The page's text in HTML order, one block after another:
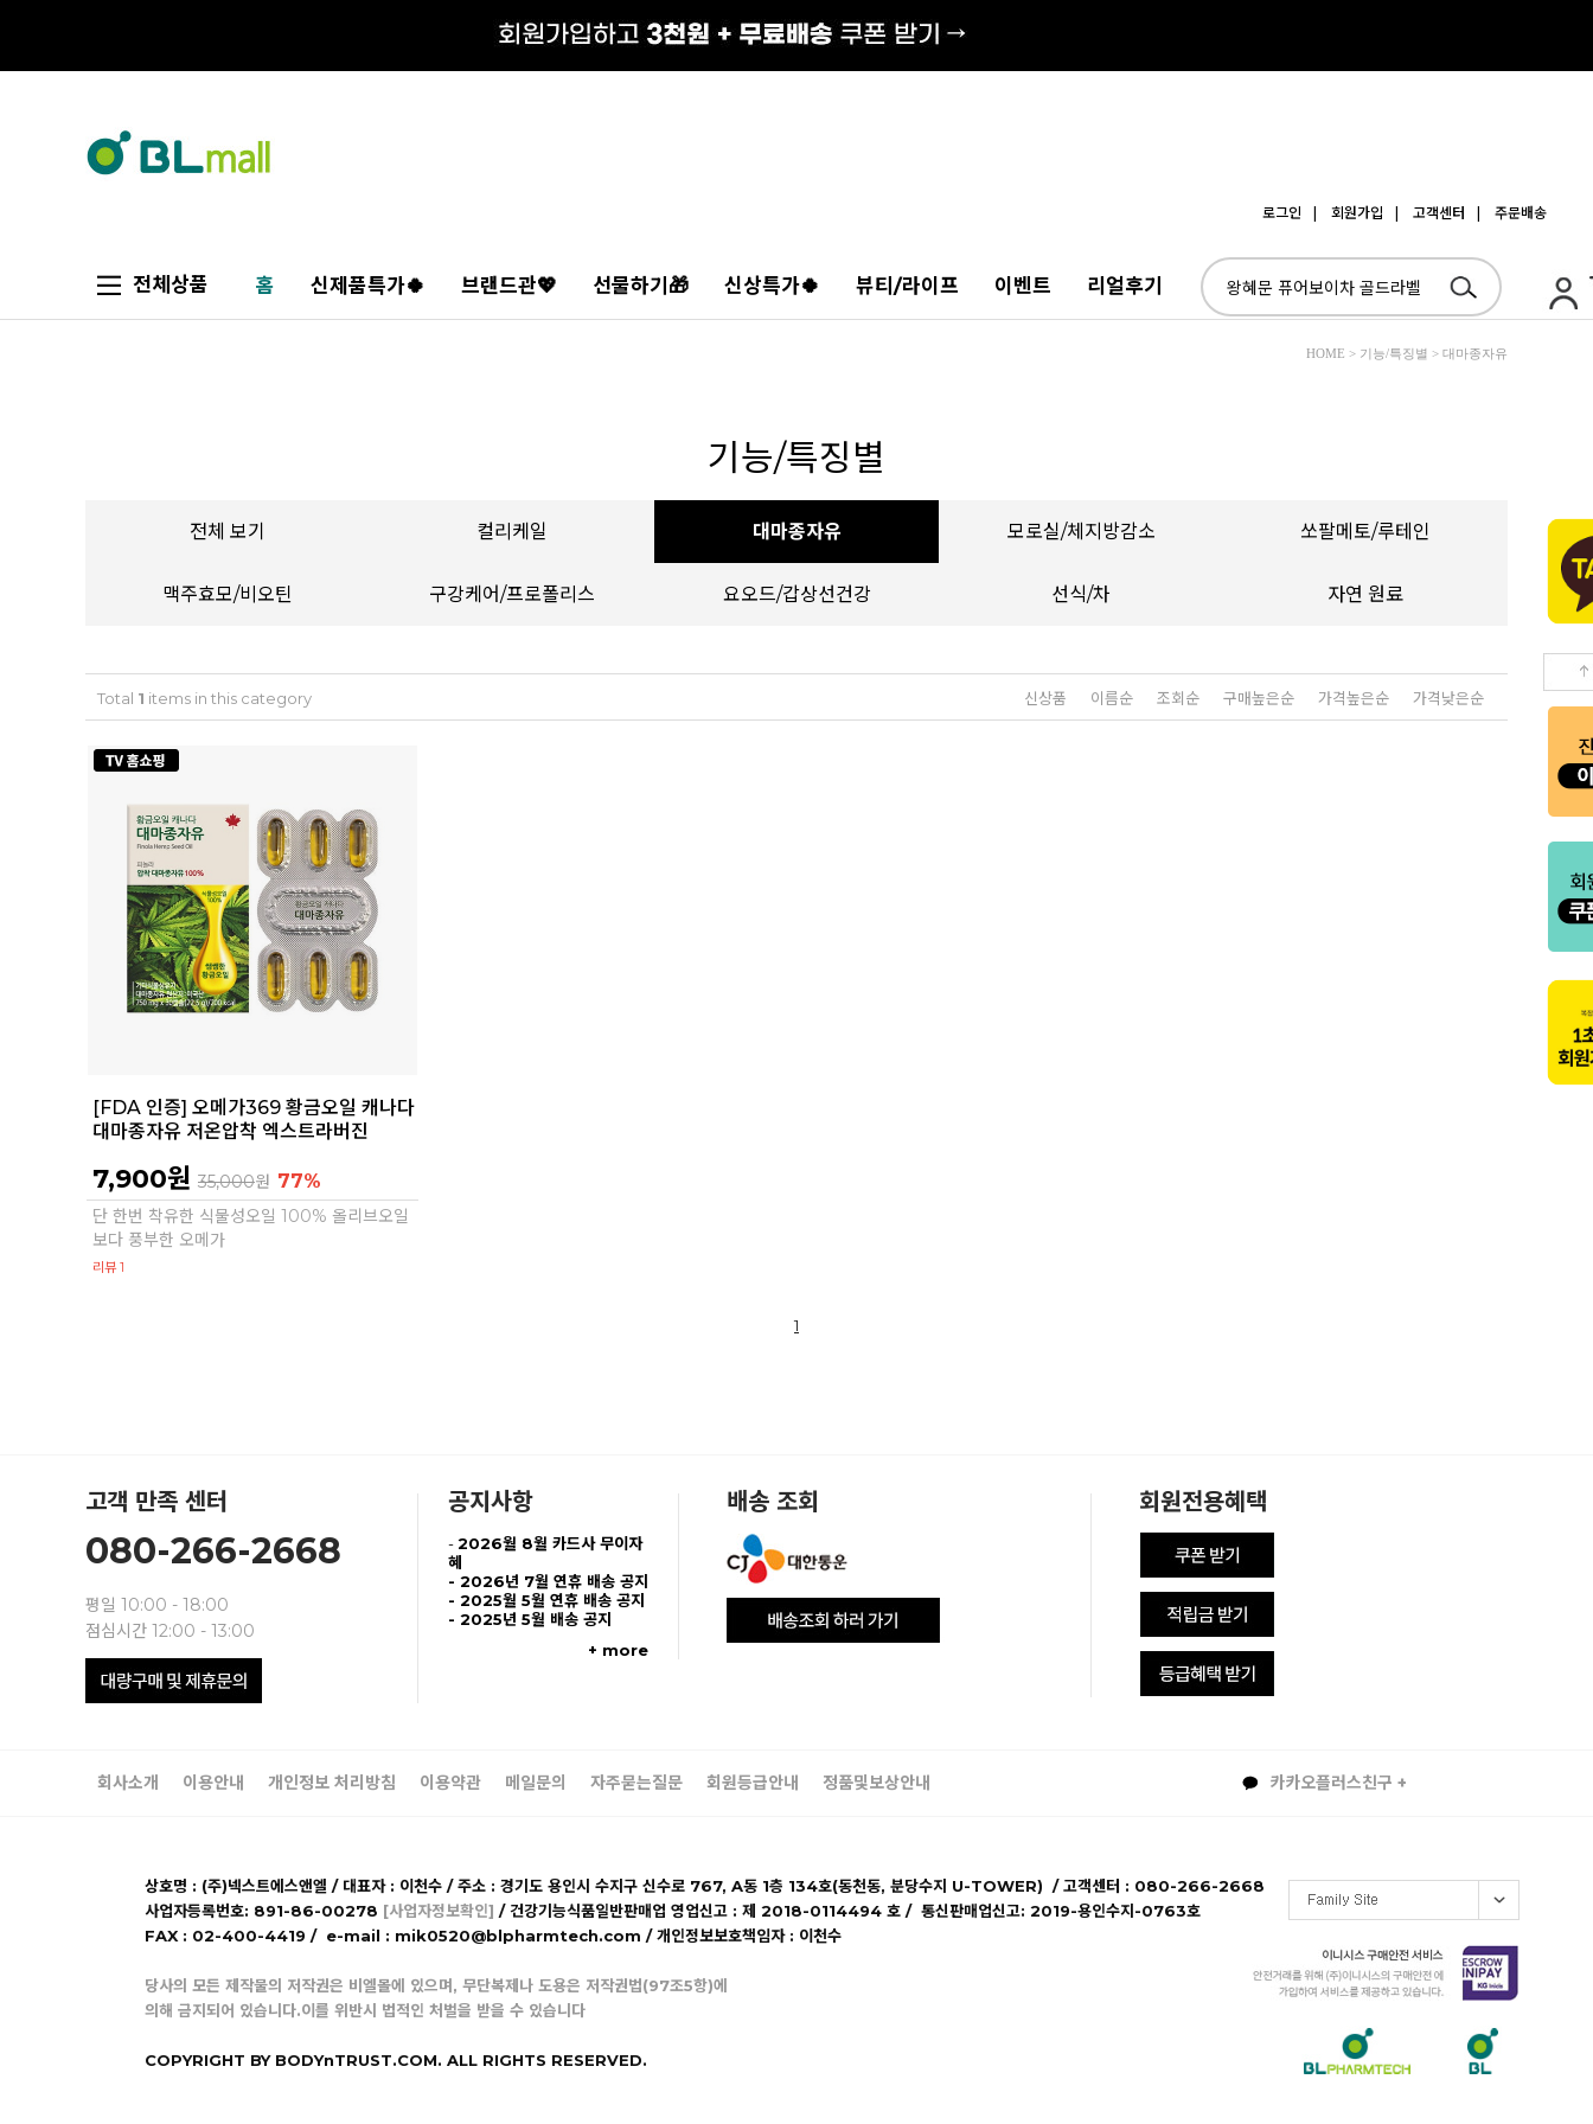
로그인 | 회원가입 | 고객센터 | 주문배송
전체상품 홈 신제품특가🍀 브랜드관💖 선물하기🎁 신상특가🍀 뷰티/라이프 이벤트 리얼후기
HOME > 기능/특징별 > 대마종자유
기능/특징별
전체 보기 컬리케일 대마종자유 모로실/체지방감소 쏘팔메토/루테인
맥주효모/비오틴 구강케어/프로폴리스 요오드/갑상선건강 선식/차 자연 원료
Total 1 items in this category 신상품 이름순 조회순 구매높은순 가격높은순 가격낮은순
[FDA 인증] 오메가369 황금오일 캐나다
대마종자유 저온압착 엑스트라버진
7,900원 35,000원 77%
단 한번 착유한 식물성오일 100% 올리브오일
보다 풍부한 오메가
리뷰 1
1
고객 만족 센터
080-266-2668
평일 10:00 - 18:00
점심시간 12:00 - 13:00
공지사항
-2026월 8월 카드사 무이자
혜
- 2026년 7월 연휴 배송 공지
- 2025월 5월 연휴 배송 공지
- 2025년 5월 배송 공지
+ more
배송 조회 회원전용혜택
회사소개 이용안내 개인정보 처리방침 이용약관 메일문의 자주묻는질문 회원등급안내 정품및보상안내 카카오플러스친구 +
상호명 : (주)넥스트에스앤엘 / 대표자 : 이천수 / 주소 : 경기도 용인시 수지구 신수로 767, A동 1층 134호(동천동, 분당수지 U-TOWER) / 고객센터 : 080-266-2668
사업자등록번호: 891-86-00278 [사업자정보확인] / 건강기능식품일반판매업 영업신고 : 제 2018-0114494 호 / 통신판매업신고: 2019-용인수지-0763호
FAX : 02-400-4419 / e-mail : mik0520@blpharmtech.com / 개인정보보호책임자 : 이천수
당사의 모든 제작물의 저작권은 비엘몰에 있으며, 무단복제나 도용은 저작권법(97조5항)에
의해 금지되어 있습니다.이를 위반시 법적인 처벌을 받을 수 있습니다
COPYRIGHT BY BODYnTRUST.COM. ALL RIGHTS RESERVED.